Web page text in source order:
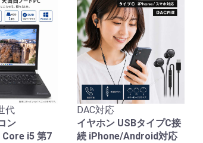
代
ン
i5 第7
DAC対応
イヤホン USBタイプC接
続 iPhone/Android対応